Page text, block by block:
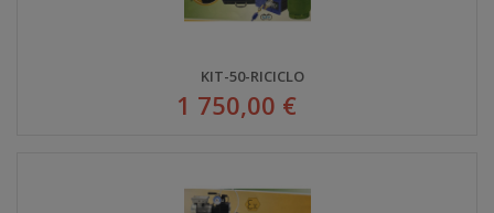
KIT-50-RICICLO
1 750,00 €